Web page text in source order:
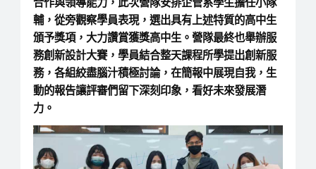
合作與領導能力，此次營隊安排企管系學生擔任小隊
輔，從旁觀察學員表現，選出具有上述特質的高中生
頒予獎項，大力讚賞獲獎高中生。營隊最終也舉辦服
務創新設計大賽，學員結合整天課程所學提出創新服
務，各組絞盡腦汁積極討論，在簡報中展現自我，生
動的報告讓評審們留下深刻印象，看好未來發展潛
力。